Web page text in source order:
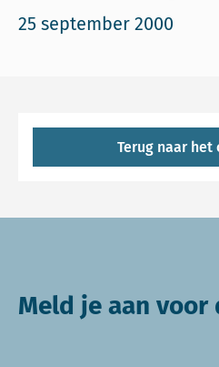
25 september 2000
Terug naar het
Meld je aan